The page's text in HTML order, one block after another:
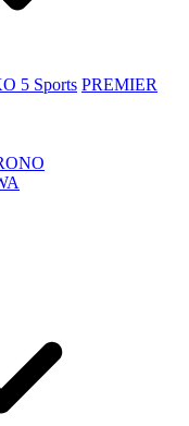
5 Sports PREMIER